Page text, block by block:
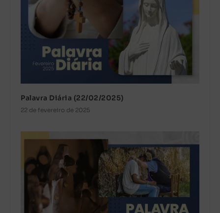
Palavra Diária (22/02/2025)
22 de fevereiro de 2025